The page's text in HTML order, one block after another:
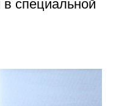
специальной